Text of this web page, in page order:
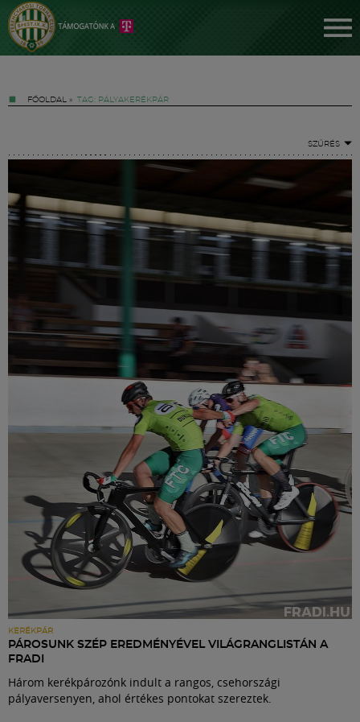
FŐOLDAL » TAG: PÁLYAKERÉKPÁR
SZŰRÉS
KERÉKPÁR
PÁROSUNK SZÉP EREDMÉNYÉVEL VILÁGRANGLISTÁN A
FRADI
Három kerékpározónk indult a rangos, csehországi
pályaversenyen, ahol értékes pontokat szereztek.
Jegyek
FM YouTube +
Hírek
Labdarúgás
Meccscenter
Klub
Szolgáltatások
Shop